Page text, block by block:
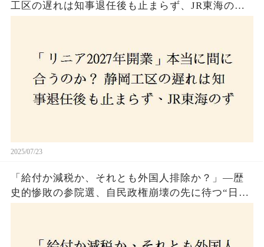
工区の遅れは知事退任後も止まらず、JR東海のず
2025/07/23
「給付か減税か、それとも外国人排除か？」―歴
史的惨敗の参院選、自民政権崩壊の先に待つ“日本